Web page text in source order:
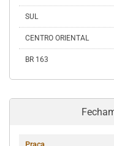
SUL
CENTRO ORIENTAL
BR 163